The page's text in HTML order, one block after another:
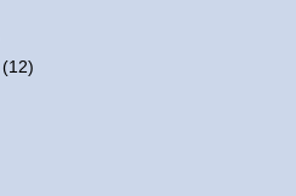
(12)